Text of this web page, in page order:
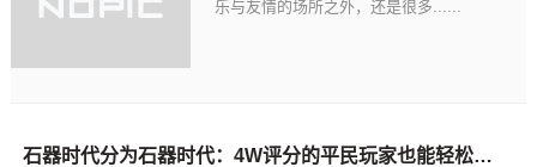
乐与友情的场所之外，还是很多......
石器时代分为石器时代：4W评分的平民玩家也能轻松过单人无尽